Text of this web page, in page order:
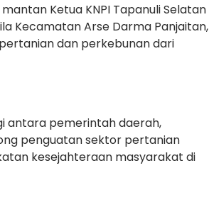
Ketua KNPI Tapanuli Selatan
Kecamatan Arse Darma Panjaitan,
dan perkebunan dari
antara pemerintah daerah,
penguatan sektor pertanian
kesejahteraan masyarakat di